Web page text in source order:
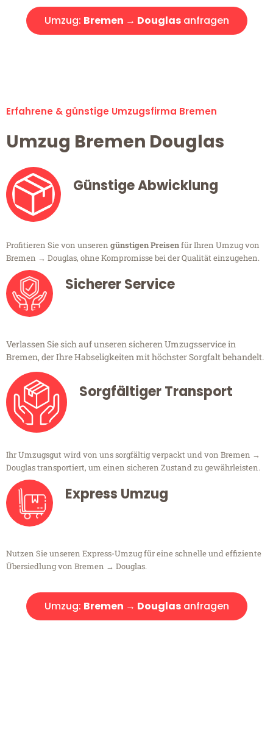
Umzug: Bremen → Douglasanfragen
Erfahrene & günstige Umzugsfirma Bremen
Umzug Bremen Douglas
Günstige Abwicklung
Profitieren Sie von unseren günstigen Preisenfür Ihren Umzug von
Bremen → Douglas, ohne Kompromisse bei der Qualität einzugehen.
Sicherer Service
Verlassen Sie sich auf unseren sicheren Umzugsservice in
Bremen, der Ihre Habseligkeiten mit höchster Sorgfalt behandelt.
Sorgfältiger Transport
Ihr Umzugsgut wird von uns sorgfältig verpackt und von Bremen →
Douglas transportiert, um einen sicheren Zustand zu gewährleisten.
Express Umzug
Nutzen Sie unseren Express-Umzug für eine schnelle und effiziente
Übersiedlung von Bremen → Douglas.
Umzug: Bremen → Douglasanfragen